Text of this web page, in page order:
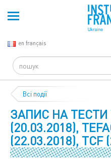
en français
Search
Всі події
ЗАПИС НА ТЕСТИ
(20.03.2018),
(22.03.2018), TCF